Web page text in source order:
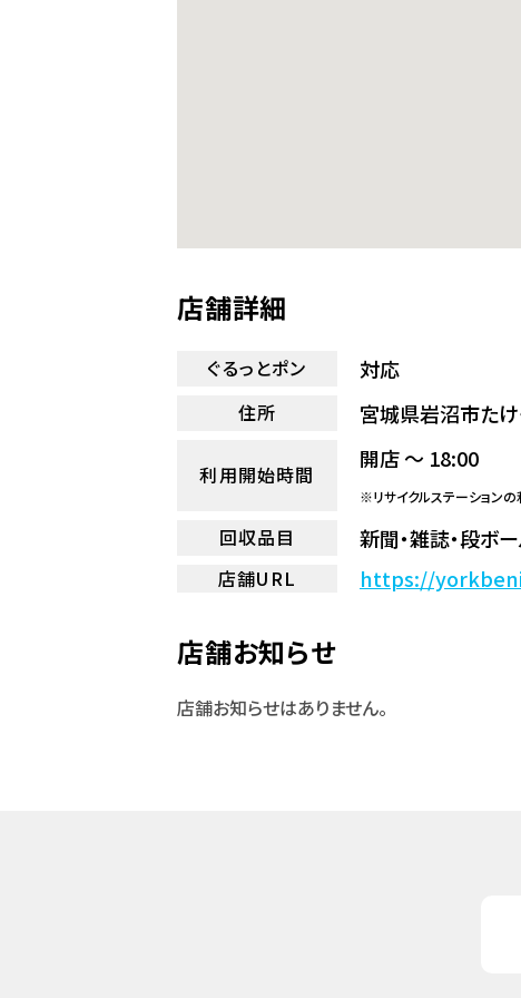
店舗詳細
ぐるっとポン 対応
住所 宮城県岩沼市た
利用開始時間
開店 ～ 18:00
※リサイクルステーションの
回収品目 新聞・雑誌・段ボ
店舗URL https://
店舗お知らせ
店舗お知らせはありません。